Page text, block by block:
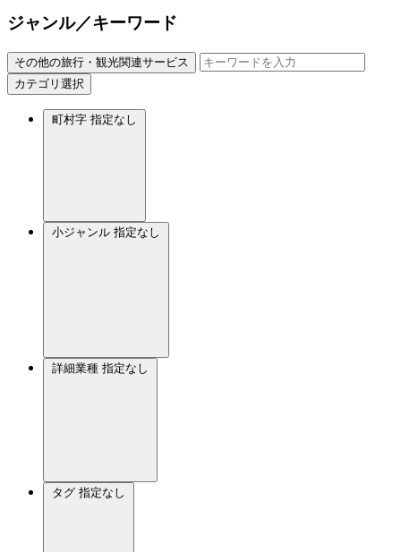
ジャンル／キーワード
その他の旅行・観光関連サービス
カテゴリ選択
町村字 指定なし
小ジャンル 指定なし
詳細業種 指定なし
タグ 指定なし